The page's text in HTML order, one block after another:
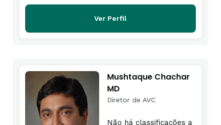
Ver Perfil
Mushtaque Chachar
MD
Diretor de AVC
Não há classificações a